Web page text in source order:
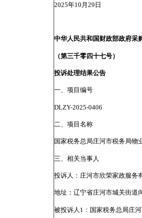
2025年10月29日
中华人民共和国财政部政府采
（第三千零四十七号）
投诉处理结果公告
一、项目编号
DLZY-2025-0406
二、项目名称
国家税务总局庄河市税务局物
三、相关当事人
投诉人：庄河市欣荣家政服务
地址：辽宁省庄河市城关街道
被投诉人1：国家税务总局庄